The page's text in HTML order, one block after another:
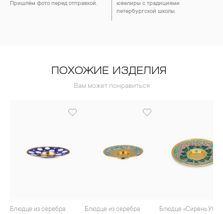
Пришлём фото перед отправкой.
ювелиры с традициями
петербургской школы.
ПОХОЖИЕ ИЗДЕЛИЯ
Вам может понравиться
Блюдце из серебра Блюдце из серебра
Блюдце «Сирень.Утро» из